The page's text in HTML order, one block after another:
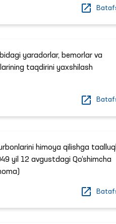
yaradorlar, bemorlar va
taqdirini yaxshilash
himoya qilishga
yil 12 avgustdagi Qo‘shimcha